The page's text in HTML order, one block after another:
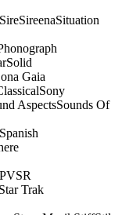
SireSireenaSituation
Solid
Gaia
Sony
AspectsSounds Of
Spanish
SR
Star Trak